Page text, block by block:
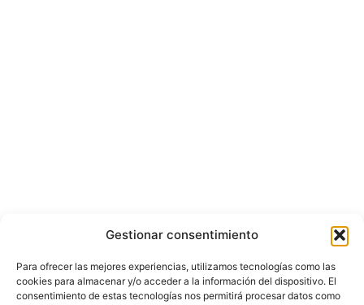
Gestionar consentimiento
Para ofrecer las mejores experiencias, utilizamos tecnologías como las
cookies para almacenar y/o acceder a la información del dispositivo. El
consentimiento de estas tecnologías nos permitirá procesar datos como